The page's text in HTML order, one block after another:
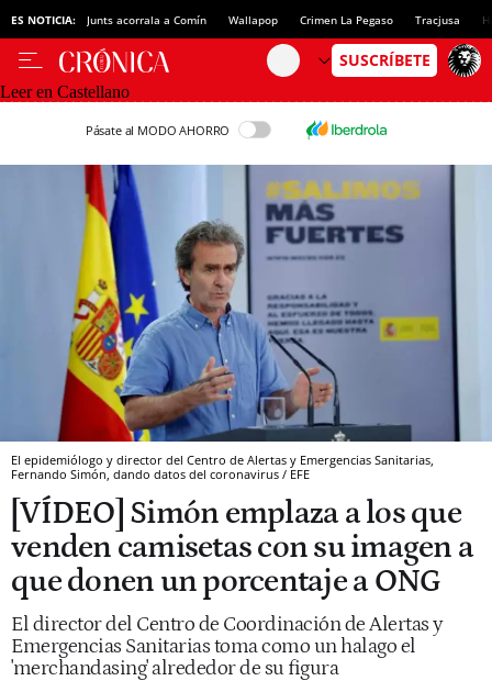
ES NOTICIA: Junts acorrala a Comín Wallapop Crimen La Pegaso Tracjusa
Leer en Castellano
Pásate al MODO AHORRO
El epidemiólogo y director del Centro de Alertas y Emergencias Sanitarias,
Fernando Simón, dando datos del coronavirus / EFE
[VÍDEO] Simón emplaza a los que
venden camisetas con su imagen a
que donen un porcentaje a ONG
El director del Centro de Coordinación de Alertas y
Emergencias Sanitarias toma como un halago el
'merchandasing' alrededor de su figura